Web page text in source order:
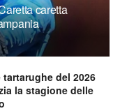
caretta
del 2026
la stagione delle